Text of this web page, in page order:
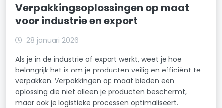
Verpakkingsoplossingen op maat
voor industrie en export
28 januari 2026
Als je in de industrie of export werkt, weet je hoe
belangrijk het is om je producten veilig en efficiënt te
verpakken. Verpakkingen op maat bieden een
oplossing die niet alleen je producten beschermt,
maar ook je logistieke processen optimaliseert.